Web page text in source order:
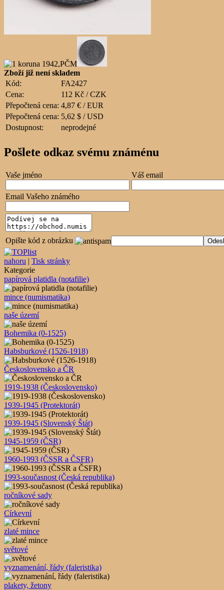
Zboží již není skladem
Kód:
FA2427
Cena:
112 Kč / CZK
Přepočtená cena: 4,87 € / EUR
Přepočtená cena: 5,62 $ / USD
Dostupnost:
neprodejné
Pošlete odkaz svému známénu
Vaše jméno Váš email
Email Vašeho známého
Opište kód z obrázku
nahoru | Tisk stránky
Kategorie
papírová platidla (notafilie)
mince (numismatika)
naše území
Bohemika (0-1525)
Habsburkové (1526-1918)
Československo a ČR
1919-1938 (Československo)
1939-1945 (Protektorát)
1939-1945 (Slovenský Štát)
1945-1959 (ČSR)
1960-1993 (ČSSR a ČSFR)
1993-současnost (Česká republika)
ročníkové sady
Církevní
zlaté mince
světové
vyznamenání, řády (faleristika)
plakety, žetony